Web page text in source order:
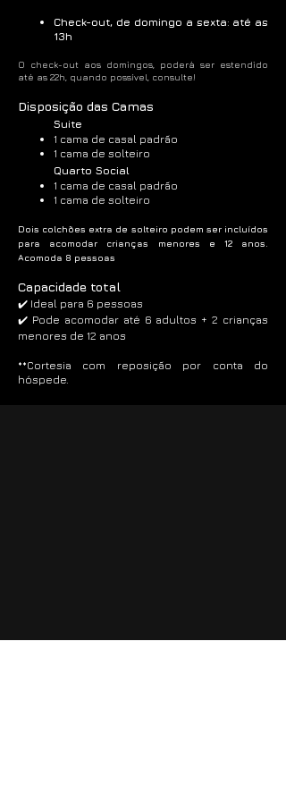
Check-out, de domingo a sexta: até as
13h
O check-out aos domingos, poderá ser estendido
até as 22h, quando possível, consulte!
Disposição das Camas
Suite
1 cama de casal padrão
1 cama de solteiro
Quarto Social
1 cama de casal padrão
1 cama de solteiro
Dois colchões extra de solteiro podem ser incluídos
para acomodar crianças menores e 12 anos.
Acomoda 8 pessoas
Capacidade total
✔️ Ideal para 6 pessoas
✔️ Pode acomodar até 6 adultos + 2 crianças
menores de 12 anos
**Cortesia com reposição por conta do
hóspede.